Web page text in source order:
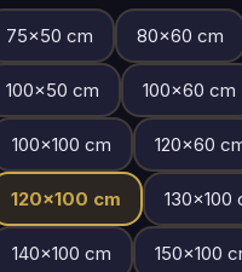
75×50 cm 80×60 cm
100×50 cm 100×60 cm
100×100 cm 120×60
120×100 cm 130×100
140×100 cm 150×100